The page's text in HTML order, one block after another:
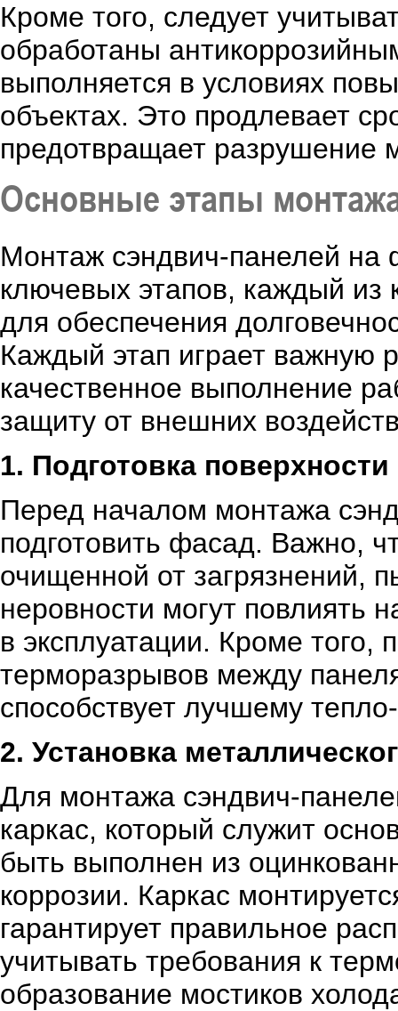
Кроме того, следует
обработаны
выполняется в условиях
объектах. Это продлевает
предотвращает разрушение
Основные этапы
Монтаж сэндвич-панелей на
ключевых этапов, каждый из
для обеспечения
Каждый этап играет важную
качественное выполнение
защиту от внешних
1. Подготовка поверхности
Перед началом монтажа
подготовить фасад. Важно,
очищенной от загрязнений,
неровности могут повлиять
в эксплуатации. Кроме того,
терморазрывов между
способствует лучшему
2. Установка
Для монтажа сэндвич-
каркас, который служит
быть выполнен из
коррозии. Каркас
гарантирует правильное
учитывать требования к
образование мостиков